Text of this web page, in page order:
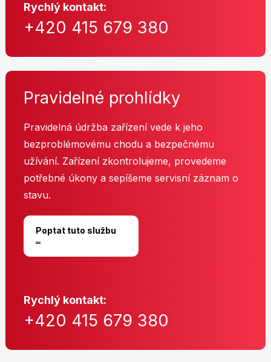
Rychlý kontakt:
+420 415 679 380
Pravidelné prohlídky
Pravidelná údržba zařízení vede k jeho
bezproblémovému chodu a bezpečnému
užívání. Zařízení zkontrolujeme, provedeme
potřebné úkony a sepíšeme servisní záznam o
stavu.
Poptat tuto službu
Rychlý kontakt:
+420 415 679 380